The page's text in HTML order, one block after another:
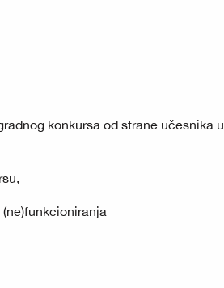
konkursa od strane učesnika u